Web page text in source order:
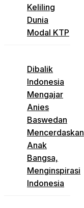
Keliling
Dunia
Modal KTP
Dibalik
Indonesia
Mengajar
Anies
Baswedan
Mencerdaskan
Anak
Bangsa,
Menginspirasi
Indonesia